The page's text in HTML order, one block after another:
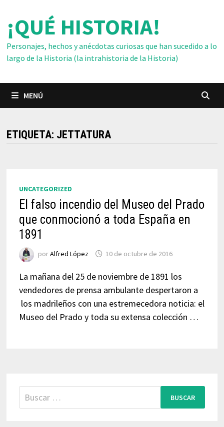
contenido
¡QUÉ HISTORIA!
Personajes, hechos y anécdotas curiosas que han sucedido a lo
largo de la Historia (la intrahistoria de la Historia)
MENÚ
ETIQUETA: JETTATURA
UNCATEGORIZED
El falso incendio del Museo del Prado
que conmocionó a toda España en
1891
porAlfred López 10 de octubre de 2016
La mañana del 25 de noviembre de 1891 los
vendedores de prensa ambulante despertaron a
los madrileños con una estremecedora noticia: el
Museo del Prado y toda su extensa colección …
Buscar: